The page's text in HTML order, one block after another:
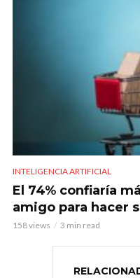
INTELIGENCIA ARTIFICIAL
El 74% confiaría
amigo para hacer
158 views 3 min read